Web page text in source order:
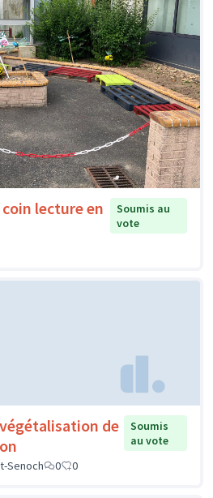
lecture en
Soumis au
vote
de
Soumis
au vote
Senoch
0 0